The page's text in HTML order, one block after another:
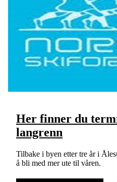
Her finner du
langrenn
Tilbake i byen etter tre år i
å bli med mer ute til våren.